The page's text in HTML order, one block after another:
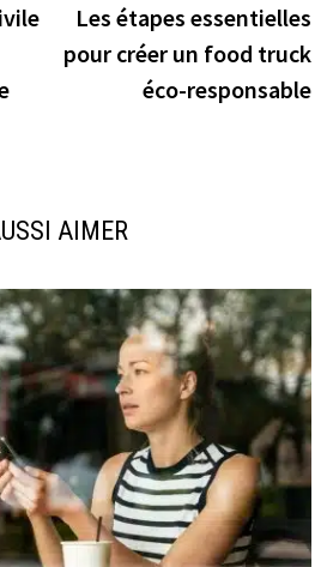
précédente :
Les étapes essentielles
pour créer un food truck
éco-responsable
AIMER